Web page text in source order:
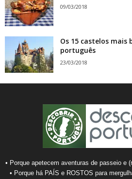
09/03/2018
Os 15 castelos mais
português
23/03/2018
• Porque apetecem aventuras de passeio e
• Porque há PAÍS e ROSTOS para